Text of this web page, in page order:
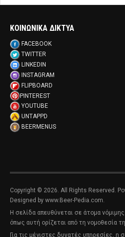
ΚΟΙΝΩΝΙΚΑ ΔΙΚΤΥΑ
FACEBOOK
TWITTER
LINKEDIN
INSTAGRAM
FLIPBOARD
PINTEREST
YOUTUBE
UNTAPPD
BEERMENUS
Copyright © 2026. All Rights Reserved.
Designed by www.Beer-Pedia.com.
Η σελίδα απευθύνεται σε άτομα
όπως αυτή ορίζεται από τη νομοθεσία
Για τις μέγιστες δυνατές υπηρεσίες, η